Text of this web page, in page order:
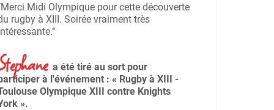
Midi Olympique pour cette découverte
rugby à XIII. Soirée vraiment très
a été tiré au sort pour
à l'événement : « Rugby à XIII -
Olympique XIII contre Knights
».